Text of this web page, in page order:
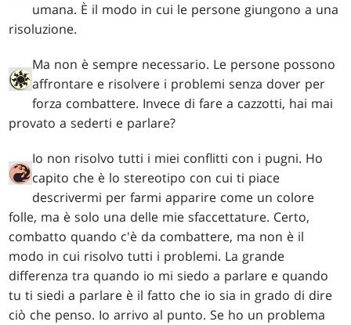
umana. È il modo in cui le persone giungono a una
risoluzione.
Ma non è sempre necessario. Le persone possono
affrontare e risolvere i problemi senza dover per
forza combattere. Invece di fare a cazzotti, hai mai
provato a sederti e parlare?
Io non risolvo tutti i miei conflitti con i pugni. Ho
capito che è lo stereotipo con cui ti piace
descrivermi per farmi apparire come un colore
folle, ma è solo una delle mie sfaccettature. Certo,
combatto quando c'è da combattere, ma non è il
modo in cui risolvo tutti i problemi. La grande
differenza tra quando io mi siedo a parlare e quando
tu ti siedi a parlare è il fatto che io sia in grado di dire
ciò che penso. Io arrivo al punto. Se ho un problema